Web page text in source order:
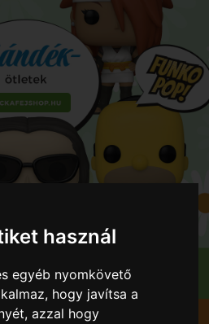
használ
egyéb nyomkövető
hogy javítsa a
azzal hogy
Springbelle